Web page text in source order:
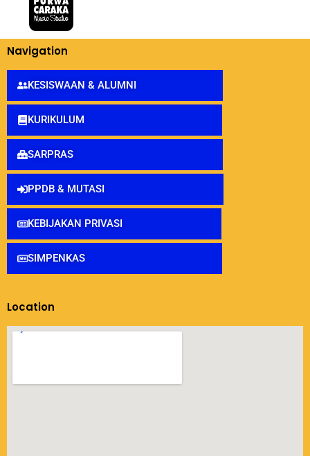
Navigation
KESISWAAN & ALUMNI
KURIKULUM
SARPRAS
PPDB & MUTASI
KEBIJAKAN PRIVASI
SIMPENKAS
Location